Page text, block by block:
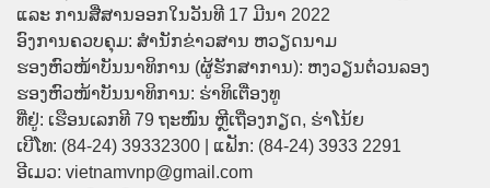
ແລະ ການສື່ສານອອກໃນວັນທີ 17 ມີນາ 2022
ອົງການຄວບຄຸມ: ສຳນັກຂ່າວສານ ຫວຽດນາມ
ຮອງຫົວໜ້າບັນນາທິການ (ຜູ້ຮັກສາການ): ຫງວຽນຕ໋ວນລອງ
ຮອງຫົວໜ້າບັນນາທິການ: ຮ່າທິເຕື່ອງທູ
ທີ່ຢູ່: ເຮືອນເລກທີ 79 ຖະໜົນ ຫຼີເຖື່ອງກຽດ, ຮ່າໂນ້ຍ
ເບີໂທ: (84-24) 39332300 | ແຟັກ: (84-24) 3933 2291
ອີເມວ: vietnamvnp@gmail.com